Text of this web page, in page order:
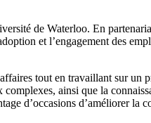
de Waterloo. En
et l’engagement des
tout en travaillant sur un
ainsi que la
d’occasions d’améliorer la